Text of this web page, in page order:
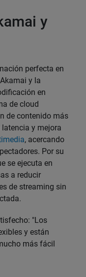
y
perfecta en
y la
en
de cloud
de contenido más
y mejora
, acercando
Por su
se ejecuta en
a reducir
de streaming sin
"Los
y están
más fácil